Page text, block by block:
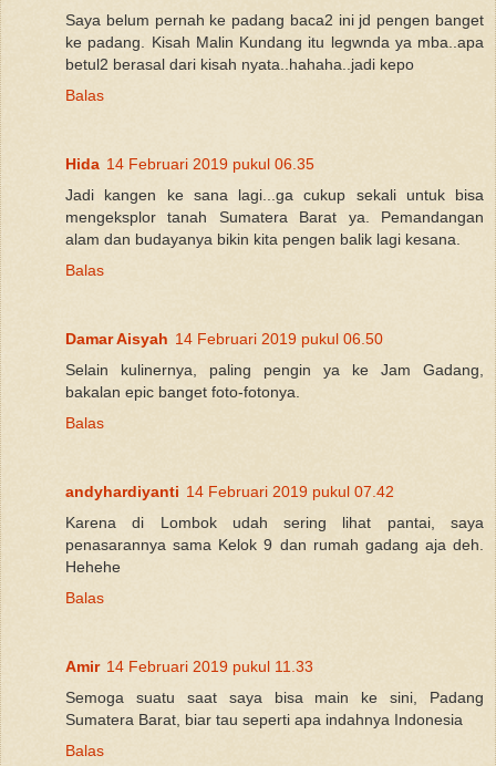
Saya belum pernah ke padang baca2 ini jd pengen banget
ke padang. Kisah Malin Kundang itu legwnda ya mba..apa
betul2 berasal dari kisah nyata..hahaha..jadi kepo
Balas
Hida 14 Februari 2019 pukul 06.35
Jadi kangen ke sana lagi...ga cukup sekali untuk bisa
mengeksplor tanah Sumatera Barat ya. Pemandangan
alam dan budayanya bikin kita pengen balik lagi kesana.
Balas
Damar Aisyah 14 Februari 2019 pukul 06.50
Selain kulinernya, paling pengin ya ke Jam Gadang,
bakalan epic banget foto-fotonya.
Balas
andyhardiyanti 14 Februari 2019 pukul 07.42
Karena di Lombok udah sering lihat pantai, saya
penasarannya sama Kelok 9 dan rumah gadang aja deh.
Hehehe
Balas
Amir 14 Februari 2019 pukul 11.33
Semoga suatu saat saya bisa main ke sini, Padang
Sumatera Barat, biar tau seperti apa indahnya Indonesia
Balas